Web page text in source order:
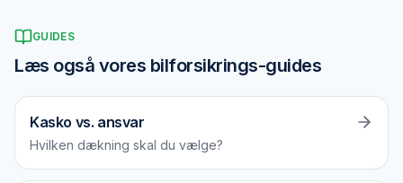
GUIDES
Læs også vores bilforsikrings-guides
Kasko vs. ansvar
Hvilken dækning skal du vælge?